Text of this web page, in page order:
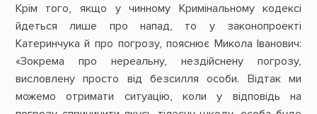
Крім того, якщо у чинному Кримінальному кодексі
йдеться лише про напад, то у законопроекті
Катеринчука й про погрозу, пояснює Микола Іванович:
«Зокрема про нереальну, нездійснену погрозу,
висловлену просто від безсилля особи. Відтак ми
можемо отримати ситуацію, коли у відповідь на